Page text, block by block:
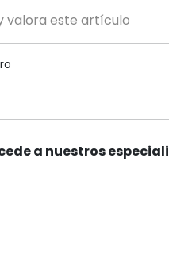
valora este artículo
a nuestros